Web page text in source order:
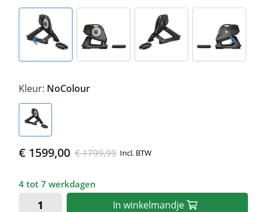
Kleur: NoColour
€ 1799,99
€ 1599,00 Incl. BTW
4 tot 7 werkdagen
In winkelmandje